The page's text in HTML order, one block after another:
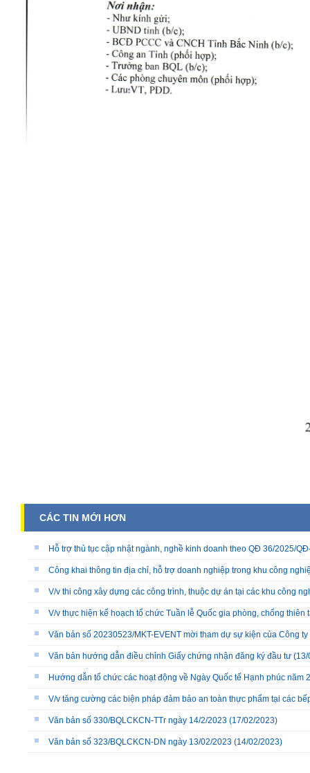
CÁC TIN MỚI HƠN
Hỗ trợ thủ tục cập nhật ngành, nghề kinh doanh theo QĐ 36/2025/
Công khai thông tin địa chỉ, hỗ trợ doanh nghiệp trong khu công
V/v thi công xây dựng các công trình, thuộc dự án tại các khu công
V/v thực hiện kế hoạch tổ chức Tuần lễ Quốc gia phòng, chống thiên
Văn bản số 20230523/MKT-EVENT mời tham dự sự kiện của Công
Văn bản hướng dẫn điều chỉnh Giấy chứng nhận đăng ký đầu tư (13/
Hướng dẫn tổ chức các hoạt động về Ngày Quốc tế Hạnh phúc năm
V/v tăng cường các biện pháp đảm bảo an toàn thực phẩm tại các
Văn bản số 330/BQLCKCN-TTr ngày 14/2/2023 (17/02/2023)
Văn bản số 323/BQLCKCN-DN ngày 13/02/2023 (14/02/2023)